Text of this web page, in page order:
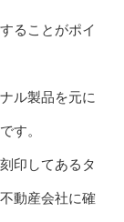
ることがポイ
ル製品を元に
す。
印してあるタ
動産会社に確